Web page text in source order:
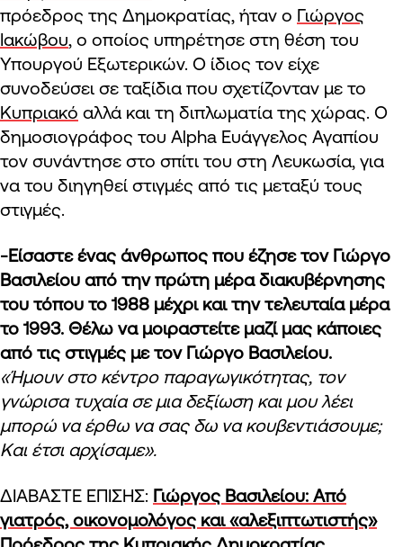
πρόεδρος της Δημοκρατίας, ήταν ο Γιώργος
Ιακώβου, ο οποίος υπηρέτησε στη θέση του
Υπουργού Εξωτερικών. Ο ίδιος τον είχε
συνοδεύσει σε ταξίδια που σχετίζονταν με το
Κυπριακό αλλά και τη διπλωματία της χώρας. Ο
δημοσιογράφος του Alpha Ευάγγελος Αγαπίου
τον συνάντησε στο σπίτι του στη Λευκωσία, για
να του διηγηθεί στιγμές από τις μεταξύ τους
στιγμές.
-Είσαστε ένας άνθρωπος που έζησε τον Γιώργο
Βασιλείου από την πρώτη μέρα διακυβέρνησης
του τόπου το 1988 μέχρι και την τελευταία μέρα
το 1993. Θέλω να μοιραστείτε μαζί μας κάποιες
από τις στιγμές με τον Γιώργο Βασιλείου.
«Ήμουν στο κέντρο παραγωγικότητας, τον
γνώρισα τυχαία σε μια δεξίωση και μου λέει
μπορώ να έρθω να σας δω να κουβεντιάσουμε;
Και έτσι αρχίσαμε».
ΔΙΑΒΑΣΤΕ ΕΠΙΣΗΣ: Γιώργος Βασιλείου: Από
γιατρός, οικονομολόγος και «αλεξιπτωτιστής»